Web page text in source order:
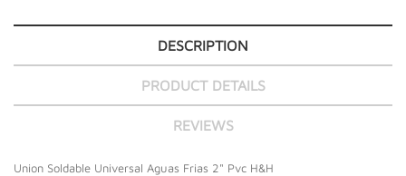
DESCRIPTION
PRODUCT DETAILS
REVIEWS
Union Soldable Universal Aguas Frias 2" Pvc H&H